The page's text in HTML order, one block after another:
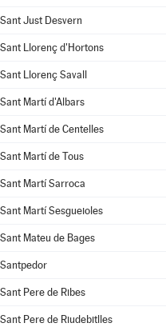
Sant Just Desvern
Sant Llorenç d'Hortons
Sant Llorenç Savall
Sant Martí d'Albars
Sant Martí de Centelles
Sant Martí de Tous
Sant Martí Sarroca
Sant Martí Sesgueioles
Sant Mateu de Bages
Santpedor
Sant Pere de Ribes
Sant Pere de Riudebitlles